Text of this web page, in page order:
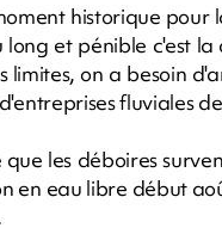
historique pour
long et pénible c'est
limites, on a besoin
fluviales
les déboires
en eau libre début